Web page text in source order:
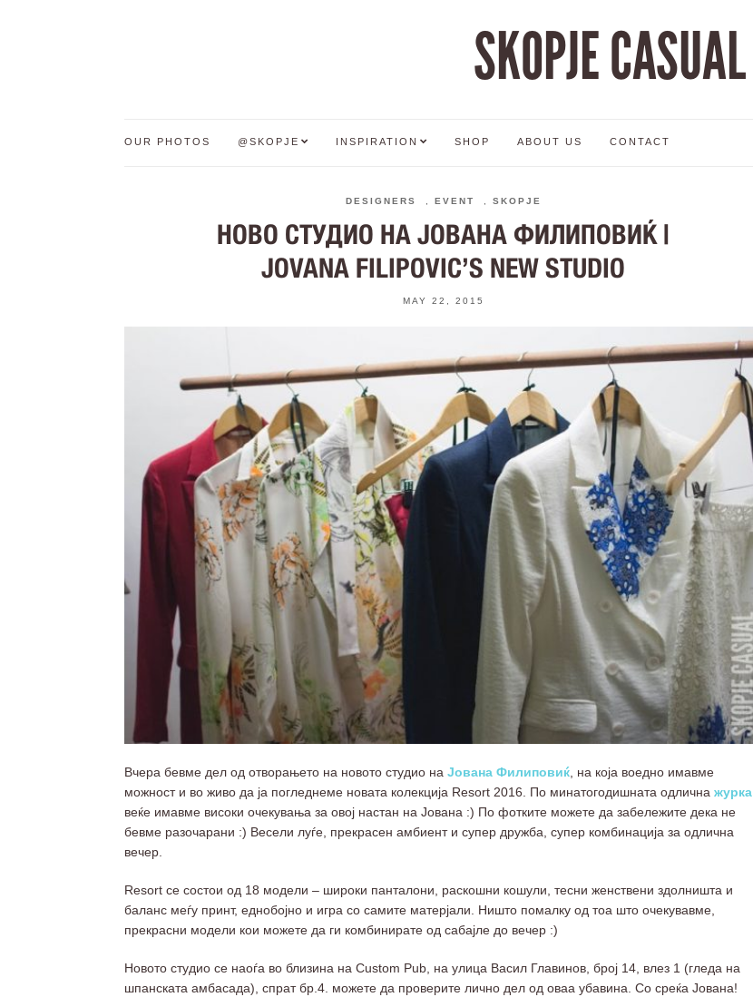
SKOPJE CASUAL
OUR PHOTOS @SKOPJE INSPIRATION SHOP ABOUT US CONTACT
DESIGNERS EVENT SKOPJE
НОВО СТУДИО НА ЈОВАНА ФИЛИПОВИЌ |
JOVANA FILIPOVIC’S NEW STUDIO
MAY 22, 2015
Вчера бевме дел од отворањето на новото студио на Јована Филиповиќ , на која воедно имавме
можност и во живо да ја погледнеме новата колекција Resort 2016. По минатогодишната одлична журка
веќе имавме високи очекувања за овој настан на Јована :) По фотките можете да забележите дека не
бевме разочарани :) Весели луѓе, прекрасен амбиент и супер дружба, супер комбинација за одлична
вечер.
Resort се состои од 18 модели – широки панталони, раскошни кошули, тесни женствени здолништа и
баланс меѓу принт, еднобојно и игра со самите матерјали. Ништо помалку од тоа што очекувавме,
прекрасни модели кои можете да ги комбинирате од сабајле до вечер :)
Новото студио се наоѓа во близина на Custom Pub, на улица Васил Главинов, број 14, влез 1 (гледа на
шпанската амбасада), спрат бр.4. можете да проверите лично дел од оваа убавина. Со среќа Јована!